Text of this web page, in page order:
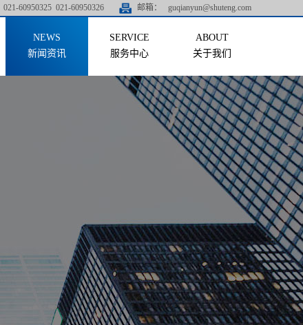
021-60950325 021-60950326 邮箱： guqianyun@shuteng.com
新闻资讯 服务中心 关于我们